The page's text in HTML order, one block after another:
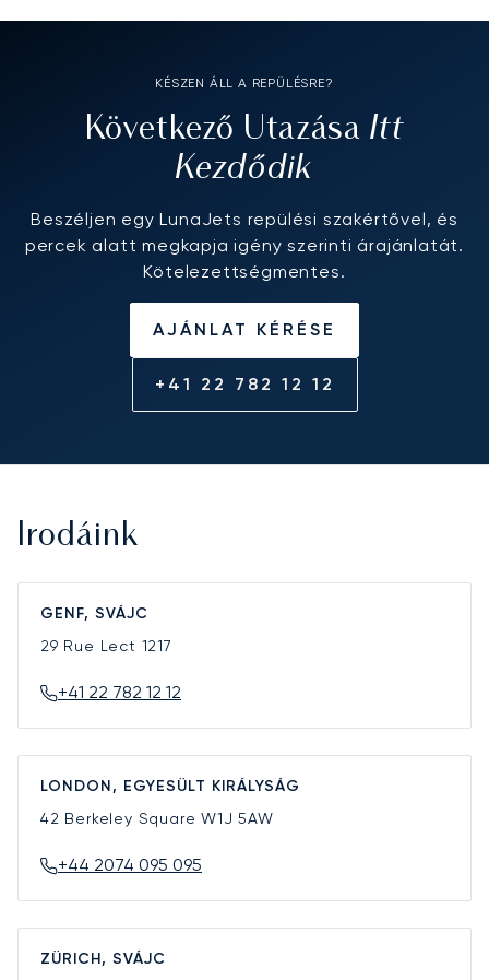
KÉSZEN ÁLL A REPÜLÉSRE?
Következő Utazása Itt
Kezdődik
Beszéljen egy LunaJets repülési szakértővel, és
percek alatt megkapja igény szerinti árajánlatát.
Kötelezettségmentes.
AJÁNLAT KÉRÉSE
+41 22 782 12 12
Irodáink
GENF, SVÁJC
29 Rue Lect 1217
+41 22 782 12 12
LONDON, EGYESÜLT KIRÁLYSÁG
42 Berkeley SquareW1J 5AW
+44 2074 095 095
ZÜRICH, SVÁJC